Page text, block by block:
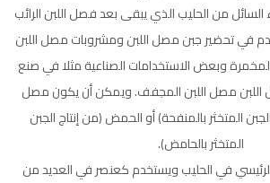
من الحليب الذي يبقى بعد فصل اللبن الرائب
في تحضير جبن مصل اللبن ومشروبات مصل اللبن
وبعض الاستخدامات الصناعية مثلا في صنع
اللبن مصل اللبن المجفف. ويمكن أن يكون مصل
المتخثر بالمنفحة) أو الحمض (من إنتاج الجبن
المتخثر بالحامض).
الرئيسي في الحليب ويستخدم كعنصر في العديد من